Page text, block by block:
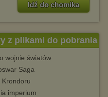
Idź do chomika
z plikami do pobrania
wojnie światów
Saga
Krondoru
imperium